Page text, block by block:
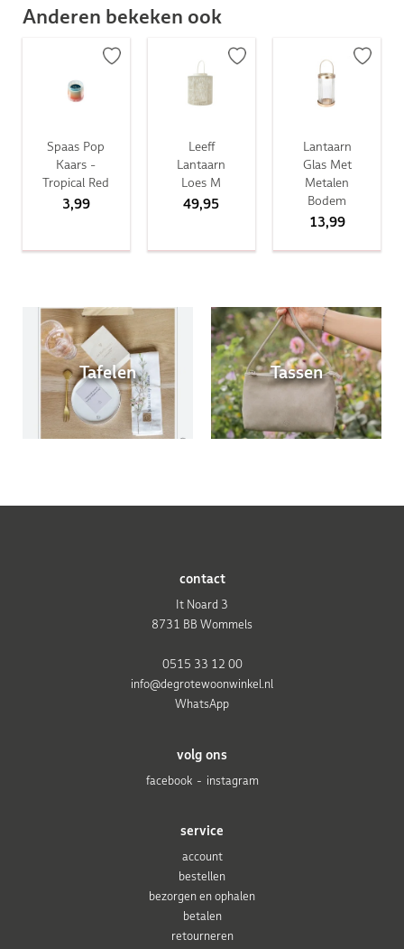
Anderen bekeken ook
Spaas Pop
Kaars -
Tropical Red
3,99
Leeff
Lantaarn
Loes M
49,95
Lantaarn
Glas Met
Metalen
Bodem
13,99
Tafelen Tassen
service
account
bestellen
bezorgen en ophalen
betalen
retourneren
volg ons
facebook
instagram
contact
It Noard 3
8731 BB Wommels
0515 33 12 00
info@degrotewoonwinkel.nl
WhatsApp